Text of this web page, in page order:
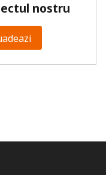
nostru